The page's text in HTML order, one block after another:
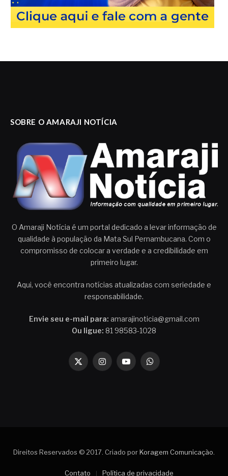
SOBRE O AMARAJI NOTÍCIA
O Amaraji Notícia é um portal dedicado a levar informação de
qualidade à população da Mata Sul Pernambucana. Com o
compromisso de colocar a verdade e a credibilidade em
primeiro lugar.
Aqui, você encontra notícias atualizadas com seriedade e
responsabilidade.
Envie seu e-mail para: amarajinoticia@gmail.com
Ou ligue: 81 98583-1028
X
InstagramYouTubeWhatsApp
Direitos Reservados © 2017. Criado porKoragem Comunicação.
Contato Política de privacidade